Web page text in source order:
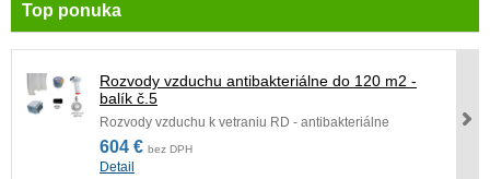
Top ponuka
Rozvody vzduchu antibakteriálne do 120 m2 -
balík č.5
Rozvody vzduchu k vetraniu RD - antibakteriálne
604 € bez DPH
Detail